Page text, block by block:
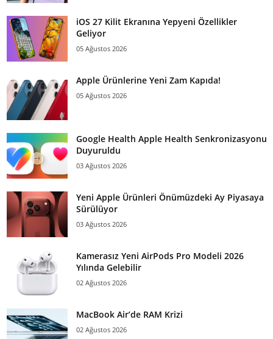
iOS 27 Kilit Ekranına Yepyeni Özellikler
Geliyor
05 Ağustos 2026
Apple Ürünlerine Yeni Zam Kapıda!
05 Ağustos 2026
Google Health Apple Health Senkronizasyonu
Duyuruldu
03 Ağustos 2026
Yeni Apple Ürünleri Önümüzdeki Ay Piyasaya
Sürülüyor
03 Ağustos 2026
Kamerasız Yeni AirPods Pro Modeli 2026
Yılında Gelebilir
02 Ağustos 2026
MacBook Air’de RAM Krizi
02 Ağustos 2026